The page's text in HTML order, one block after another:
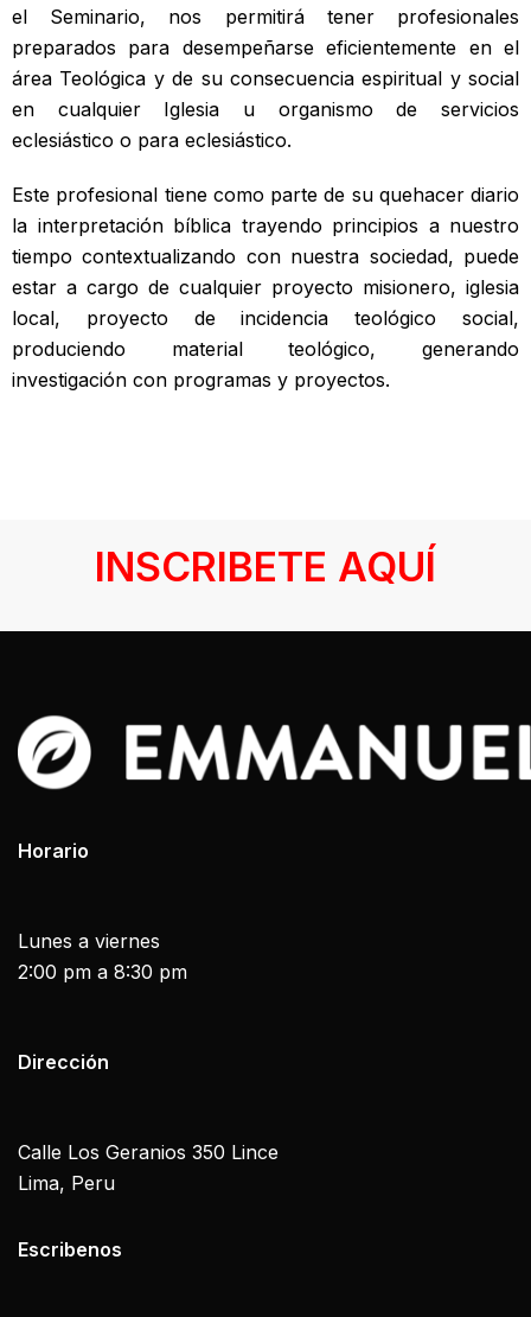
el Seminario, nos permitirá tener profesionales
preparados para desempeñarse eficientemente en el
área Teológica y de su consecuencia espiritual y social
en cualquier Iglesia u organismo de servicios
eclesiástico o para eclesiástico.
Este profesional tiene como parte de su quehacer diario
la interpretación bíblica trayendo principios a nuestro
tiempo contextualizando con nuestra sociedad, puede
estar a cargo de cualquier proyecto misionero, iglesia
local, proyecto de incidencia teológico social,
produciendo material teológico, generando
investigación con programas y proyectos.
INSCRIBETE AQUÍ
Horario
Lunes a viernes
2:00 pm a 8:30 pm
Dirección
Calle Los Geranios 350 Lince
Lima, Peru
Escribenos